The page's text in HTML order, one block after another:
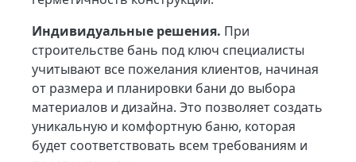
Индивидуальные решения. При
строительстве бань под ключ специалисты
учитывают все пожелания клиентов, начиная
от размера и планировки бани до выбора
материалов и дизайна. Это позволяет создать
уникальную и комфортную баню, которая
будет соответствовать всем требованиям и